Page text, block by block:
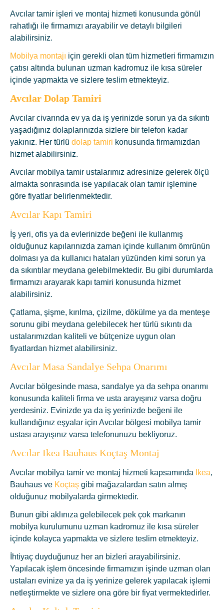
Avcılar tamir işleri ve montaj hizmeti konusunda gönül
rahatlığı ile firmamızı arayabilir ve detaylı bilgileri
alabilirsiniz.
Mobilya montajı için gerekli olan tüm hizmetleri firmamızın
çatısı altında bulunan uzman kadromuz ile kısa süreler
içinde yapmakta ve sizlere teslim etmekteyiz.
Avcılar Dolap Tamiri
Avcılar civarında ev ya da iş yerinizde sorun ya da sıkıntı
yaşadığınız dolaplarınızda sizlere bir telefon kadar
yakınız. Her türlü dolap tamiri konusunda firmamızdan
hizmet alabilirsiniz.
Avcılar mobilya tamir ustalarımız adresinize gelerek ölçü
almakta sonrasında ise yapılacak olan tamir işlemine
göre fiyatlar belirlenmektedir.
Avcılar Kapı Tamiri
İş yeri, ofis ya da evlerinizde beğeni ile kullanmış
olduğunuz kapılarınızda zaman içinde kullanım ömrünün
dolması ya da kullanıcı hataları yüzünden kimi sorun ya
da sıkıntılar meydana gelebilmektedir. Bu gibi durumlarda
firmamızı arayarak kapı tamiri konusunda hizmet
alabilirsiniz.
Çatlama, şişme, kırılma, çizilme, dökülme ya da menteşe
sorunu gibi meydana gelebilecek her türlü sıkıntı da
ustalarımızdan kaliteli ve bütçenize uygun olan
fiyatlardan hizmet alabilirsiniz.
Avcılar Masa Sandalye Sehpa Onarımı
Avcılar bölgesinde masa, sandalye ya da sehpa onarımı
konusunda kaliteli firma ve usta arayışınız varsa doğru
yerdesiniz. Evinizde ya da iş yerinizde beğeni ile
kullandığınız eşyalar için Avcılar bölgesi mobilya tamir
ustası arayışınız varsa telefonunuzu bekliyoruz.
Avcılar Ikea Bauhaus Koçtaş Montaj
Avcılar mobilya tamir ve montaj hizmeti kapsamında Ikea,
Bauhaus ve Koçtaş gibi mağazalardan satın almış
olduğunuz mobilyalarda girmektedir.
Bunun gibi aklınıza gelebilecek pek çok markanın
mobilya kurulumunu uzman kadromuz ile kısa süreler
içinde kolayca yapmakta ve sizlere teslim etmekteyiz.
İhtiyaç duyduğunuz her an bizleri arayabilirsiniz.
Yapılacak işlem öncesinde firmamızın işinde uzman olan
ustaları evinize ya da iş yerinize gelerek yapılacak işlemi
netleştirmekte ve sizlere ona göre bir fiyat vermektedirler.